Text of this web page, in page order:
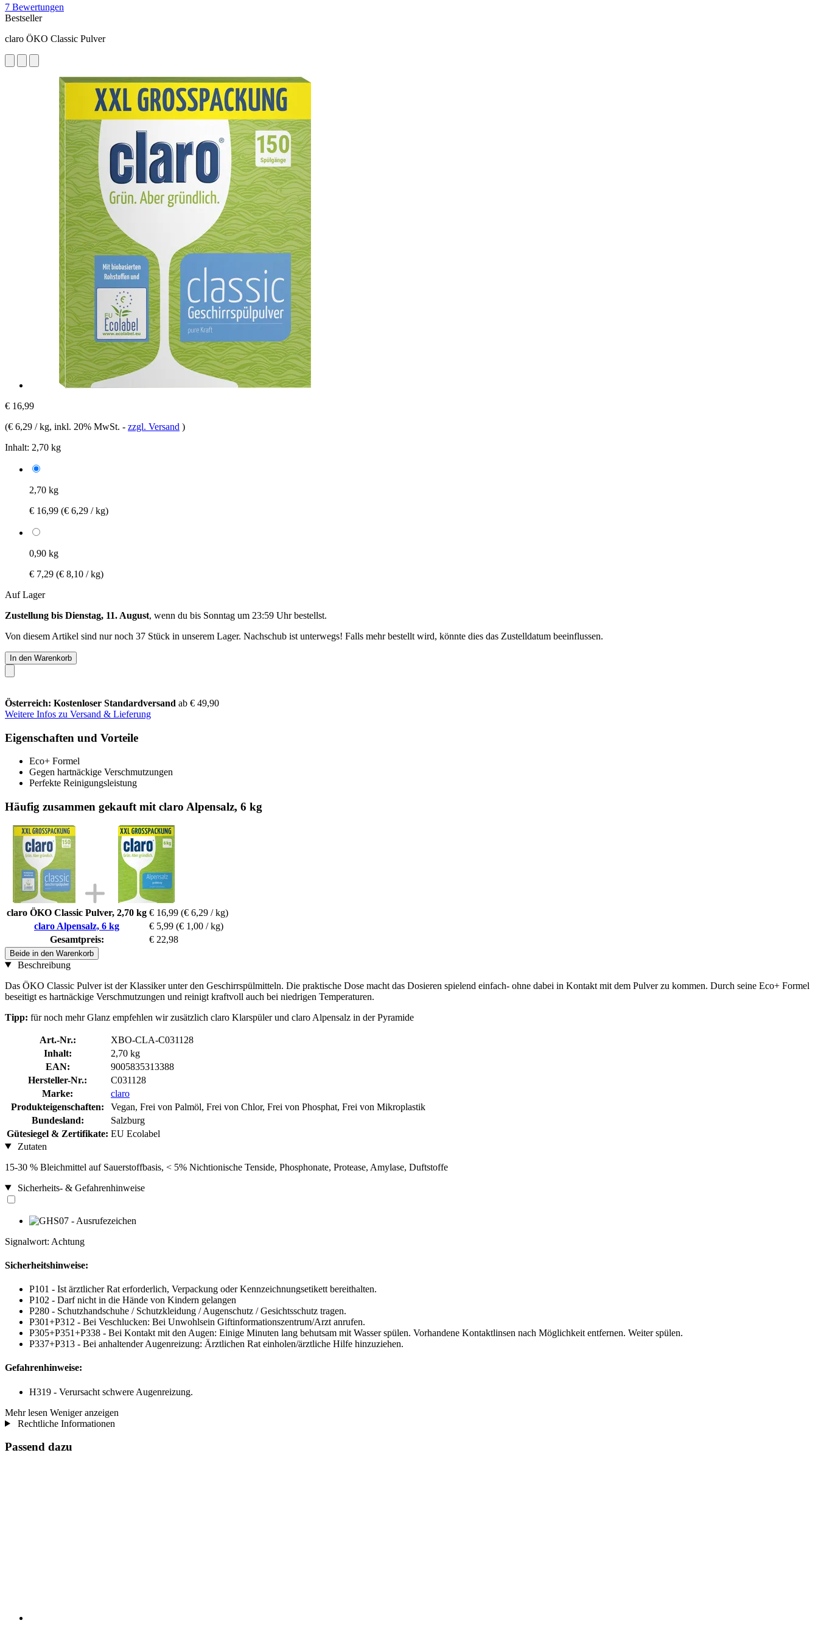
7 Bewertungen
Bestseller
claro ÖKO Classic Pulver
€ 16,99
(€ 6,29 / kg, inkl. 20% MwSt. - zzgl. Versand )
Inhalt: 2,70 kg
2,70 kg
€ 16,99 (€ 6,29 / kg)
0,90 kg
€ 7,29 (€ 8,10 / kg)
Auf Lager
Zustellung bis Dienstag, 11. August, wenn du bis Sonntag um 23:59 Uhrbestellst.
Von diesem Artikel sind nur noch 37 Stück in unserem Lager. Nachschub ist unterwegs! Falls mehr bestellt wird, könnte dies das Zustelldatum beeinflussen.
In den Warenkorb
Österreich: Kostenloser Standardversand ab € 49,90
Weitere Infos zu Versand & Lieferung
Eigenschaften und Vorteile
Eco+ Formel
Gegen hartnäckige Verschmutzungen
Perfekte Reinigungsleistung
Häufig zusammen gekauft mit claro Alpensalz, 6 kg
claro ÖKO Classic Pulver, 2,70 kg € 16,99 (€ 6,29 / kg)
claro Alpensalz, 6 kg
€ 5,99 (€ 1,00 / kg)
Gesamtpreis:
€ 22,98
Beide in den Warenkorb
Beschreibung
Das ÖKO Classic Pulver ist der Klassiker unter den Geschirrspülmitteln. Die praktische Dose macht das Dosieren spielend einfach- ohne dabei in Kontakt mit dem Pulver zu kommen. Durch seine Eco+ Formel
beseitigt es hartnäckige Verschmutzungen und reinigt kraftvoll auch bei niedrigen Temperaturen.
Tipp: für noch mehr Glanz empfehlen wir zusätzlich claro Klarspüler und claro Alpensalz in der Pyramide
Art.-Nr.:
XBO-CLA-C031128
Inhalt:
2,70 kg
EAN:
9005835313388
Hersteller-Nr.:
C031128
Marke:
claro
Produkteigenschaften:
Vegan, Frei von Palmöl, Frei von Chlor, Frei von Phosphat, Frei von Mikroplastik
Bundesland:
Salzburg
Gütesiegel & Zertifikate: EU Ecolabel
Zutaten
15-30 % Bleichmittel auf Sauerstoffbasis, < 5% Nichtionische Tenside, Phosphonate, Protease, Amylase, Duftstoffe
Sicherheits- & Gefahrenhinweise
Signalwort: Achtung
Sicherheitshinweise:
P101 - Ist ärztlicher Rat erforderlich, Verpackung oder Kennzeichnungsetikett bereithalten.
P102 - Darf nicht in die Hände von Kindern gelangen
P280 - Schutzhandschuhe / Schutzkleidung / Augenschutz / Gesichtsschutz tragen.
P301+P312 - Bei Veschlucken: Bei Unwohlsein Giftinformationszentrum/Arzt anrufen.
P305+P351+P338 - Bei Kontakt mit den Augen: Einige Minuten lang behutsam mit Wasser spülen. Vorhandene Kontaktlinsen nach Möglichkeit entfernen. Weiter spülen.
P337+P313 - Bei anhaltender Augenreizung: Ärztlichen Rat einholen/ärztliche Hilfe hinzuziehen.
Gefahrenhinweise:
H319 - Verursacht schwere Augenreizung.
Mehr lesen Weniger anzeigen
Rechtliche Informationen
Passend dazu